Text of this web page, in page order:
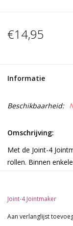
€14,95
Informatie
Beschikbaarheid:
Omschrijving:
Met de Joint-4
rollen. Binnen
Kenmerken:
Handige tool
Joint-4 Jointmaker
Aan verlanglijst